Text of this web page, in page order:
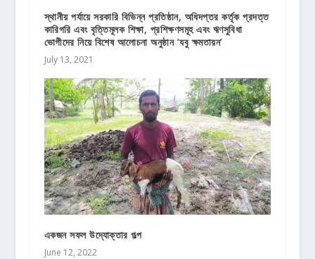
স্থানীয় পর্যায়ে সরকারি বিভিন্ন প্রতিষ্ঠান, অধিদপ্তর কর্তৃক প্রদত্ত
কারিগরি এবং বৃত্তিমূলক শিক্ষা, প্রশিক্ষণসমূহ এবং ঋণসুবিধা
ভোগীদের নিয়ে বিশেষ আলোচনা অনুষ্ঠান ‘যবু ক্ষমতায়ন’
July 13, 2021
একজন সফল উদ্যোক্তার গল্প
June 12, 2022